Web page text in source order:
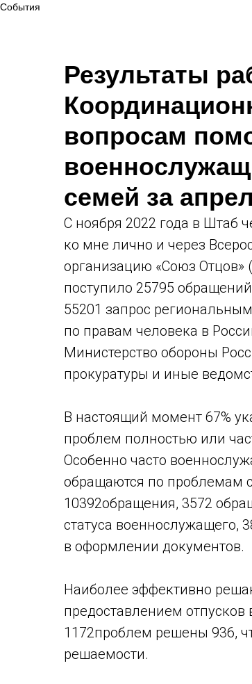
События
Результаты
вопросам
семей за
С ноября 2022 года в Штаб
ко мне лично и через
организацию «Союз Отцов»
поступило 25795
55201 запрос
по правам человека в
Министерство обороны
прокуратуры и иные
В настоящий момент 67%
проблем полностью или
Особенно часто
обращаются по проблемам
10392обращения, 3572
статуса военнослужащего,
в оформлении документов.
Наиболее эффективно
предоставлением
1172проблем решены 936,
решаемости.